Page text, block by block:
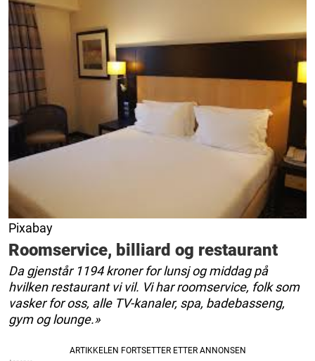
Pixabay
Roomservice, billiard og restaurant
Da gjenstår 1194 kroner for lunsj og middag på
hvilken restaurant vi vil. Vi har roomservice, folk som
vasker for oss, alle TV-kanaler, spa, badebasseng,
gym og lounge.»